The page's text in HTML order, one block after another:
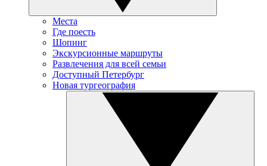
Места
Где поесть
Шопинг
Экскурсионные маршруты
Развлечения для всей семьи
Доступный Петербург
Новая тургеография